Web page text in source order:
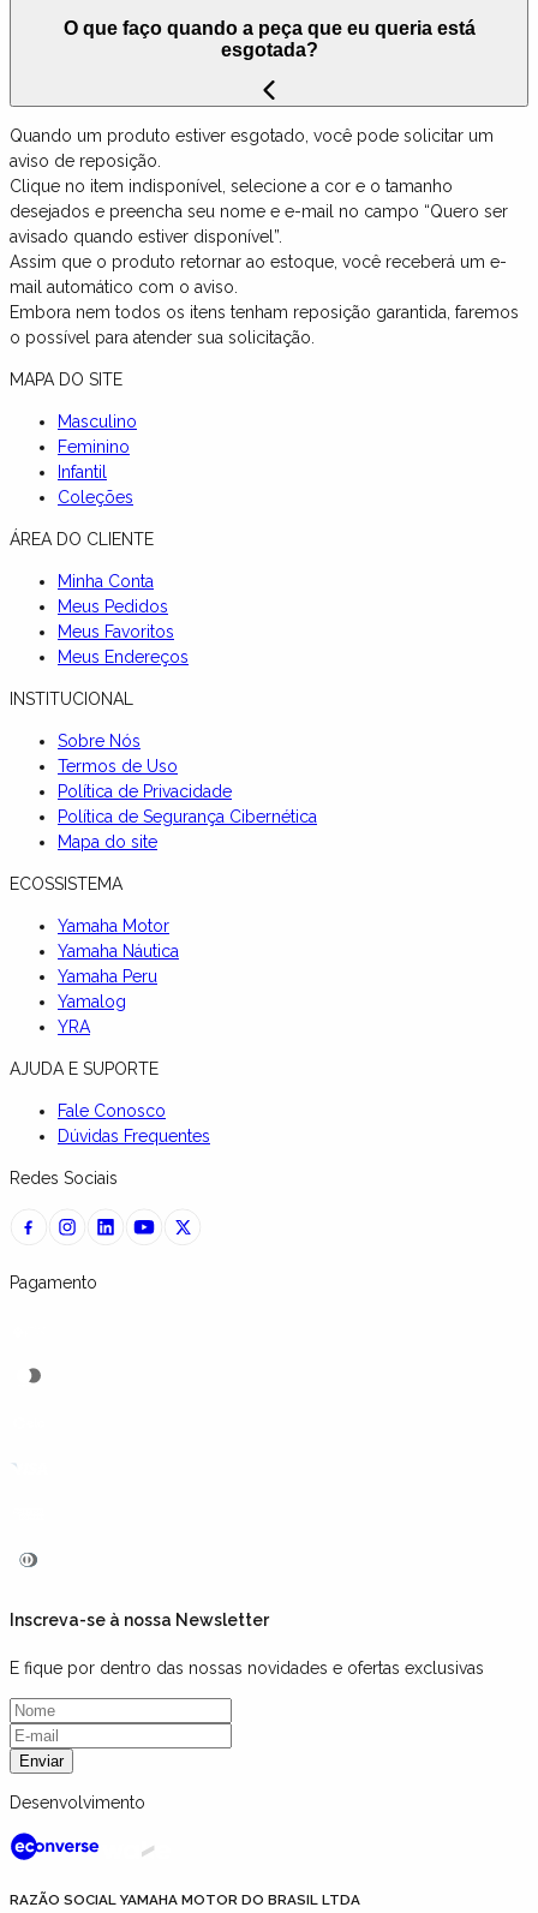
O que faço quando a peça que eu queria está
esgotada?
Quando um produto estiver esgotado, você pode solicitar um
aviso de reposição.
Clique no item indisponível, selecione a cor e o tamanho
desejados e preencha seu nome e e-mail no campo “Quero ser
avisado quando estiver disponível”.
Assim que o produto retornar ao estoque, você receberá um e-
mail automático com o aviso.
Embora nem todos os itens tenham reposição garantida, faremos
o possível para atender sua solicitação.
MAPA DO SITE
Masculino
Feminino
Infantil
Coleções
ÁREA DO CLIENTE
Minha Conta
Meus Pedidos
Meus Favoritos
Meus Endereços
INSTITUCIONAL
Sobre Nós
Termos de Uso
Política de Privacidade
Política de Segurança Cibernética
Mapa do site
ECOSSISTEMA
Yamaha Motor
Yamaha Náutica
Yamaha Peru
Yamalog
YRA
AJUDA E SUPORTE
Fale Conosco
Dúvidas Frequentes
Redes Sociais
Pagamento
Inscreva-se à nossa Newsletter
E fique por dentro das nossas novidades e ofertas exclusivas
Enviar
Desenvolvimento
RAZÃO SOCIAL YAMAHA MOTOR DO BRASIL LTDA